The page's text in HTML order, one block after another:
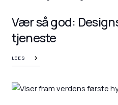
Vær så god:
tjeneste
LEES